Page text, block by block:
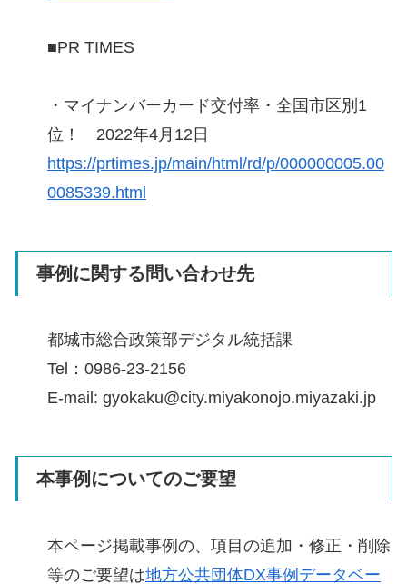
■PR TIMES
・マイナンバーカード交付率・全国市区別1
位！ 2022年4月12日
https://prtimes.jp/main/html/rd/p/000000005.00
0085339.html
事例に関する問い合わせ先
都城市総合政策部デジタル統括課
Tel：0986-23-2156
E-mail: gyokaku@city.miyakonojo.miyazaki.jp
本事例についてのご要望
本ページ掲載事例の、項目の追加・修正・削除
等のご要望は地方公共団体DX事例データベー